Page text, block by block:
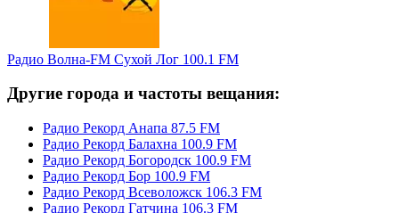
Радио Волна-FM Сухой Лог 100.1 FM
Другие города и частоты вещания:
Радио Рекорд Анапа 87.5 FM
Радио Рекорд Балахна 100.9 FM
Радио Рекорд Богородск 100.9 FM
Радио Рекорд Бор 100.9 FM
Радио Рекорд Всеволожск 106.3 FM
Радио Рекорд Гатчина 106.3 FM